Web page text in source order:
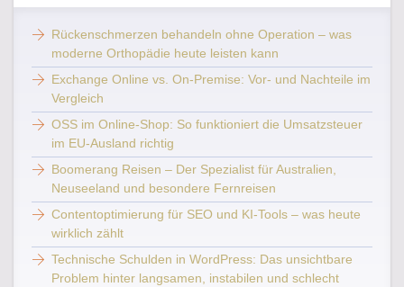
Rückenschmerzen behandeln ohne Operation – was
moderne Orthopädie heute leisten kann
Exchange Online vs. On-Premise: Vor- und Nachteile im
Vergleich
OSS im Online-Shop: So funktioniert die Umsatzsteuer
im EU-Ausland richtig
Boomerang Reisen – Der Spezialist für Australien,
Neuseeland und besondere Fernreisen
Contentoptimierung für SEO und KI-Tools – was heute
wirklich zählt
Technische Schulden in WordPress: Das unsichtbare
Problem hinter langsamen, instabilen und schlecht